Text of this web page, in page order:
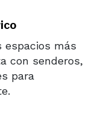
espacios más
con senderos,
para